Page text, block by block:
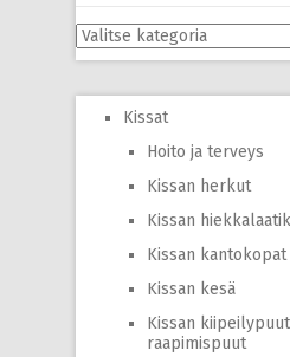
Kategoriat
Kissat
Hoito ja terveys
Kissan herkut
Kissan
Kissan kantokopat
Kissan kesä
Kissan
raapimispuut